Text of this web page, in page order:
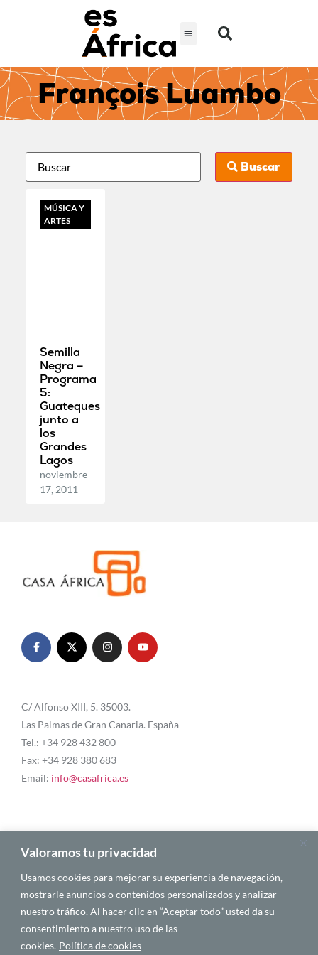
Valoramos tu privacidad
Usamos cookies para mejorar su experiencia de navegación,
mostrarle anuncios o contenidos personalizados y analizar
nuestro tráfico. Al hacer clic en “Aceptar todo” usted da su
consentimiento a nuestro uso de las
cookies. Política de cookies
François Luambo
Buscar
MÚSICA Y
ARTES
Semilla
Negra –
Programa
5:
Guateques
junto a
los
Grandes
Lagos
noviembre
17, 2011
C/ Alfonso XIII, 5. 35003.
Las Palmas de Gran Canaria. España
Tel.: +34 928 432 800
Fax: +34 928 380 683
Email: info@casafrica.es
Blog
Quiénes somos
Autores
Español